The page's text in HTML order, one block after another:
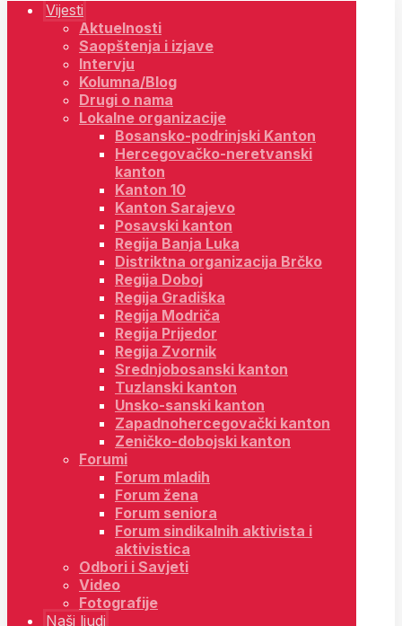
Vijesti
Aktuelnosti
Saopštenja i izjave
Intervju
Kolumna/Blog
Drugi o nama
Lokalne organizacije
Bosansko-podrinjski Kanton
Hercegovačko-neretvanski
kanton
Kanton 10
Kanton Sarajevo
Posavski kanton
Regija Banja Luka
Distriktna organizacija Brčko
Regija Doboj
Regija Gradiška
Regija Modriča
Regija Prijedor
Regija Zvornik
Srednjobosanski kanton
Tuzlanski kanton
Unsko-sanski kanton
Zapadnohercegovački kanton
Zeničko-dobojski kanton
Forumi
Forum mladih
Forum žena
Forum seniora
Forum sindikalnih aktivista i
aktivistica
Odbori i Savjeti
Video
Fotografije
Naši ljudi